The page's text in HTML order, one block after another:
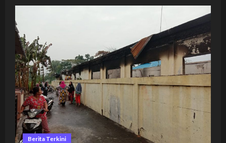
Berita Terkini